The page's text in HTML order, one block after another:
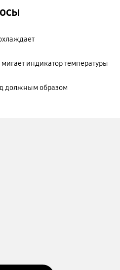
индикатор температуры
должным образом